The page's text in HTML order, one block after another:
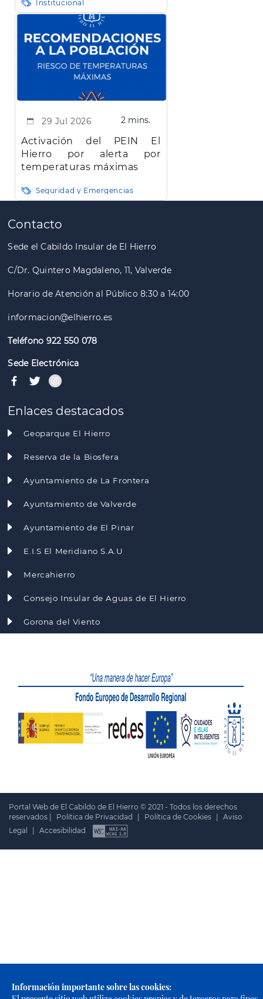
Información importante sobre las cookies:
Hierro"
Institucional
29 Jul 2026 2 mins.
Activación del PEIN El
Hierro por alerta por
temperaturas máximas
Seguridad y Emergencias
Paginación
Contacto
Sede el Cabildo Insular de El Hierro
C/Dr. Quintero Magdaleno, 11, Valverde
Horario de Atención al Público 8:30 a 14:00
informacion@elhierro.es
Teléfono 922 550 078
Sede Electrónica
Enlaces destacados
Geoparque El Hierro
Reserva de la Biosfera
Ayuntamiento de La Frontera
Ayuntamiento de Valverde
Ayuntamiento de El Pinar
E.I.S El Meridiano S.A.U
Mercahierro
Consejo Insular de Aguas de El Hierro
Gorona del Viento
Portal Web de El Cabildo de El Hierro © 2021 - Todos los derechos
reservados |
Política de Privacidad Política de Cookies
Aviso
Legal
Accesibilidad